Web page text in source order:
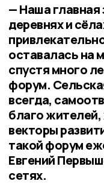
— Наша главная
деревнях и
оставалась на
спустя много
форум.
всегда,
благо жителей,
векторы
такой форум
Евгений
сетях.